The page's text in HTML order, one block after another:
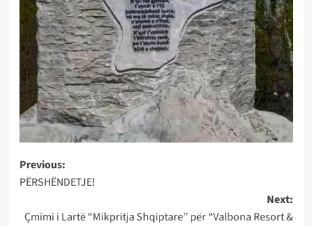
Post
navigation
Previous:
PËRSHËNDETJE!
Next:
Çmimi i Lartë “Mikpritja Shqiptare” për “Valbona Resort &